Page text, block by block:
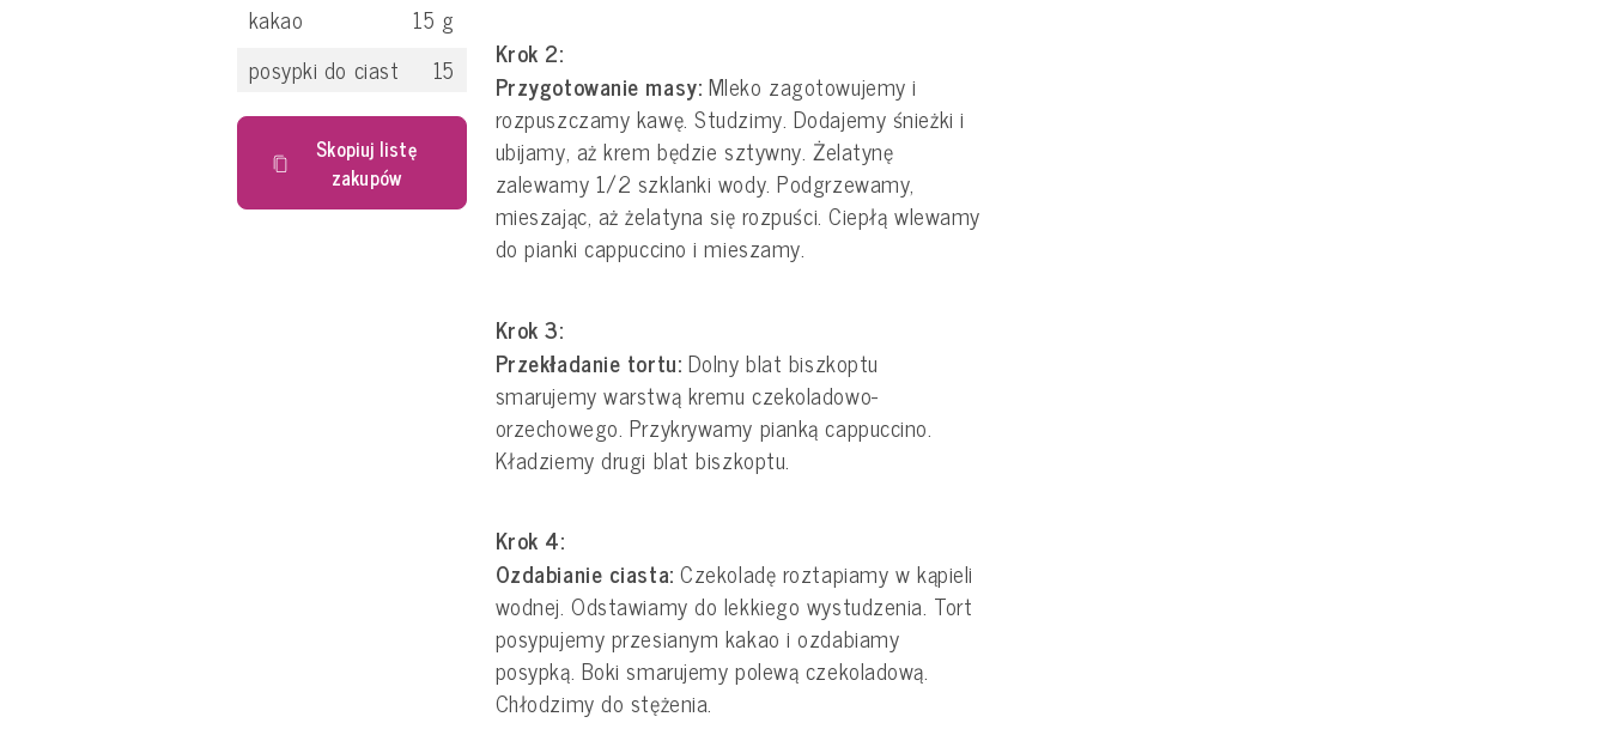
kakao
15 g
posypki do ciast
15
Skopiuj listę
zakupów
Krok 2:
Przygotowanie masy: Mleko zagotowujemy i
rozpuszczamy kawę. Studzimy. Dodajemy śnieżki i
ubijamy, aż krem będzie sztywny. Żelatynę
zalewamy 1/2 szklanki wody. Podgrzewamy,
mieszając, aż żelatyna się rozpuści. Ciepłą wlewamy
do pianki cappuccino i mieszamy.
Krok 3:
Przekładanie tortu: Dolny blat biszkoptu
smarujemy warstwą kremu czekoladowo-
orzechowego. Przykrywamy pianką cappuccino.
Kładziemy drugi blat biszkoptu.
Krok 4:
Ozdabianie ciasta:Czekoladę roztapiamy w kąpieli
wodnej. Odstawiamy do lekkiego wystudzenia. Tort
posypujemy przesianym kakao i ozdabiamy
posypką. Boki smarujemy polewą czekoladową.
Chłodzimy do stężenia.